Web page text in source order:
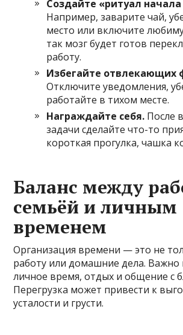
Создайте «ритуал
Например, заварите чай,
место или включите
так мозг будет готов
работу.
Избегайте отвлекающих
Отключите уведомления,
работайте в тихом месте.
Награждайте себя. После
задачи сделайте что-то
короткая прогулка, чашка
Баланс между
семьёй и личным
временем
Организация времени — это не
работу или домашние дела.
личное время, отдых и общение с
Перегрузка может привести к
усталости и грусти.